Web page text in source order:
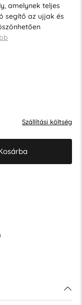
amelynek teljes
segítő az ujjak és
Szállítási költség